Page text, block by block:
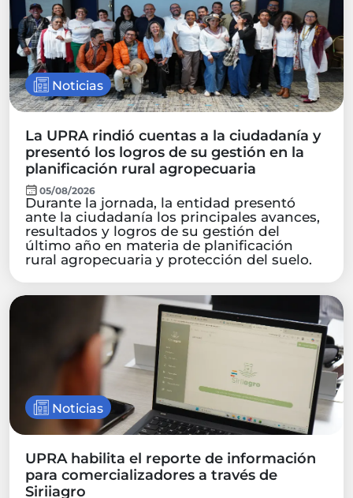
Noticias
La UPRA rindió cuentas a la ciudadanía y
presentó los logros de su gestión en la
planificación rural agropecuaria
05/08/2026
Durante la jornada, la entidad presentó
ante la ciudadanía los principales avances,
resultados y logros de su gestión del
último año en materia de planificación
rural agropecuaria y protección del suelo.
Noticias
UPRA habilita el reporte de información
para comercializadores a través de
Siriiagro